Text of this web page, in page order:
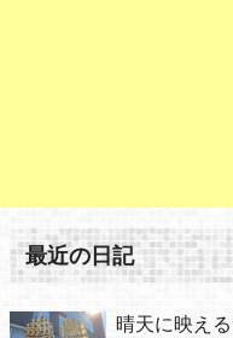
最近の日記
晴天に映え